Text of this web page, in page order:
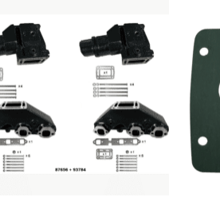
AJOUTER
À LA
LISTE
D’ENVIES